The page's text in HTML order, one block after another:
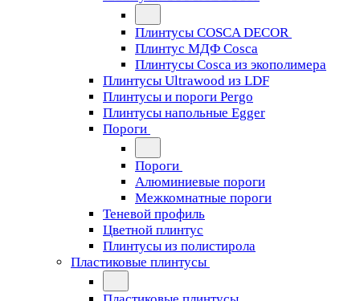
Плинтусы COSCA DECOR
Плинтус МДФ Cosca
Плинтусы Cosca из экополимера
Плинтусы Ultrawood из LDF
Плинтусы и пороги Pergo
Плинтусы напольные Egger
Пороги
Пороги
Алюминиевые пороги
Межкомнатные пороги
Теневой профиль
Цветной плинтус
Плинтусы из полистирола
Пластиковые плинтусы